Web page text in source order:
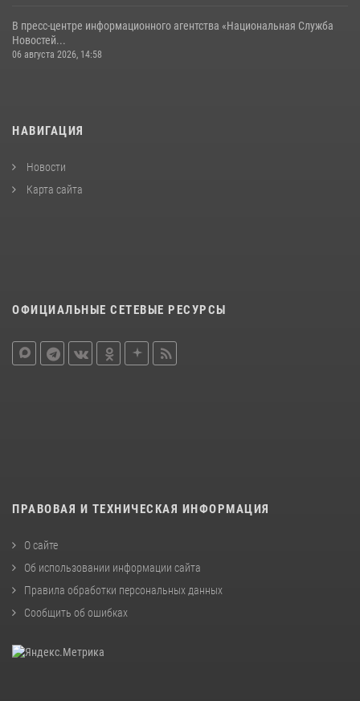
В пресс-центре информационного агентства «Национальная Служба
Новостей...
06 августа 2026, 14:58
НАВИГАЦИЯ
Новости
Карта сайта
ОФИЦИАЛЬНЫЕ СЕТЕВЫЕ РЕСУРСЫ
ПРАВОВАЯ И ТЕХНИЧЕСКАЯ ИНФОРМАЦИЯ
О сайте
Об использовании информации сайта
Правила обработки персональных данных
Сообщить об ошибках